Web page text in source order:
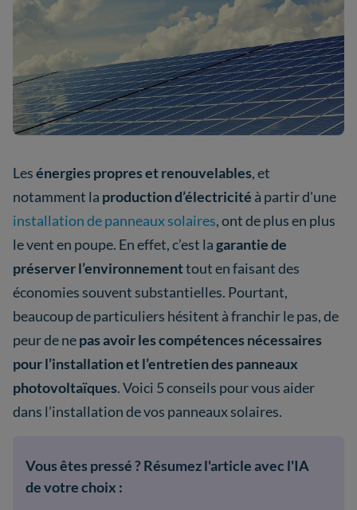
Lesénergies propres et renouvelables, et
notamment la production d’électricité à partir d'une
installation de panneaux solaires, ont de plus en plus
le vent en poupe. En effet, c’est lagarantie de
préserver l’environnementtout en faisant des
économies souvent substantielles. Pourtant,
beaucoup de particuliers hésitent à franchir le pas, de
peur de nepas avoir les compétences nécessaires
pour l’installation et l’entretien des panneaux
photovoltaïques. Voici 5 conseils pour vous aider
dans l’installation de vos panneaux solaires.
Vous êtes pressé ? Résumez l'article avec l'IA
de votre choix :